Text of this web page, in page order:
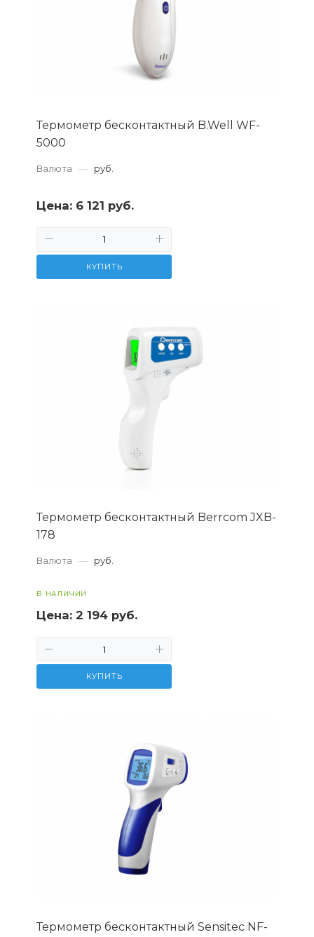
Термометр бесконтактный B.Well WF-
5000
Валюта — руб.
Цена: 6 121 руб.
КУПИТЬ
Термометр бесконтактный Berrcom JXB-
178
Валюта — руб.
В НАЛИЧИИ
Цена: 2 194 руб.
КУПИТЬ
Термометр бесконтактный Sensitec NF-